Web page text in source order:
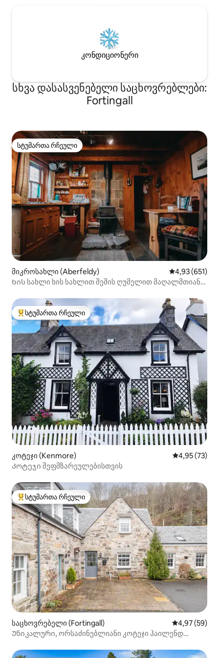
კონდიციონერი
სხვა დასასვენებელი საცხოვრებლები:
Fortingall
სტუმართა რჩეული
სტუმართა რჩეული
მიკროსახლი (Aberfeldy) საშუალო
4,93 (651)
Ხის სახლი ხის სახლით შეშის ღუმელით მაღალმთიან
სტუმართა რჩეული მოწინავე ვარიანტი
სტუმართა რჩეული
კოტეჯი (Kenmore) საშუალო
4,95 (73)
Კოტეჯი შეფმზარეულებისთვის
სტუმართა რჩეული მოწინავე ვარიანტი
სტუმართა რჩეული
საცხოვრებელი (Fortingall) საშუალო
4,97 (59)
Უნიკალური, ორსაძინებლიანი კოტეჯი ჰაილენდ